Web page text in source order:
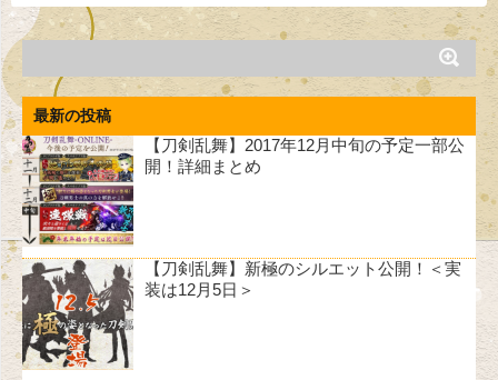
最新の投稿
【刀剣乱舞】2017年12月中旬の予定一部公
開！詳細まとめ
【刀剣乱舞】新極のシルエット公開！＜実
装は12月5日＞